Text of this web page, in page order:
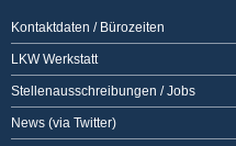
Kontaktdaten / Bürozeiten
LKW Werkstatt
Stellenausschreibungen / Jobs
News (via Twitter)